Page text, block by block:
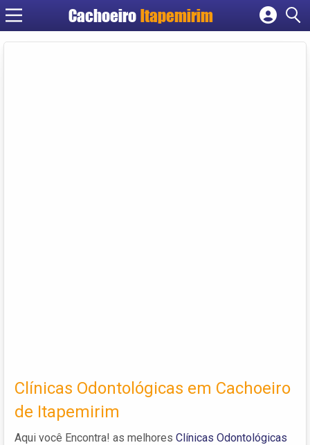
Cachoeiro Itapemirim
Cadastrar empresa
Clínicas Odontológicas em Cachoeiro
de Itapemirim
Aqui você Encontra! as melhores Clínicas Odontológicas